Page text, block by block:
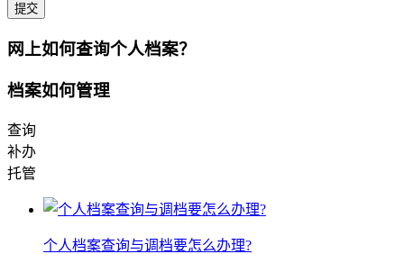
提交
网上如何查询个人档案？
档案如何管理
查询
补办
托管
个人档案查询与调档要怎么办理?